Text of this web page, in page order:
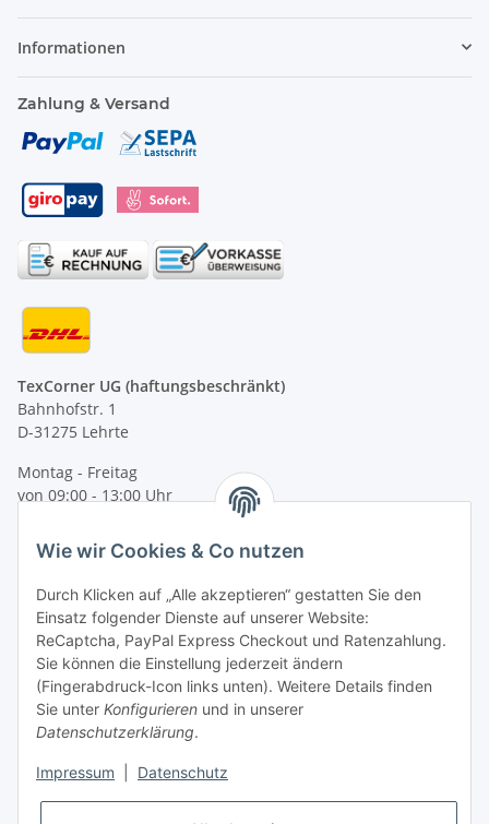
Informationen
Zahlung & Versand
TexCorner UG (haftungsbeschränkt)
Bahnhofstr. 1
D-31275 Lehrte
Montag - Freitag
von 09:00 - 13:00 Uhr
Tel: +49 (0) 5132 8230689
E-Mail:mail@texcorner.de
Wie wir Cookies & Co nutzen
Durch Klicken auf „Alle akzeptieren“ gestatten Sie den
Einsatz folgender Dienste auf unserer Website:
ReCaptcha, PayPal Express Checkout und Ratenzahlung.
Sie können die Einstellung jederzeit ändern
(Fingerabdruck-Icon links unten). Weitere Details finden
Sie unter Konfigurieren und in unserer
Datenschutzerklärung.
Impressum Datenschutz